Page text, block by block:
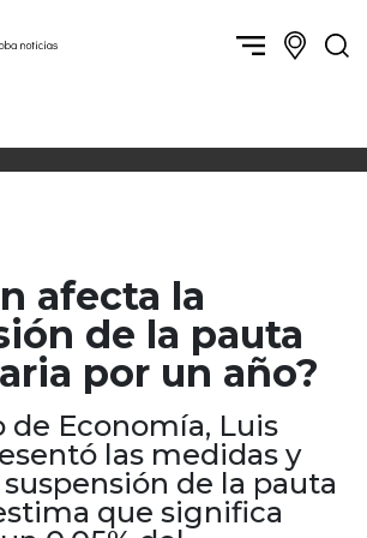
Política y Economía
Córdoba obrera
y sustentabilidad
Deportes
Córdoba diverse
independiente
Internacionales
Humor
Córdoba, la ciudad
San Francisco y zona
Traslasierra
Punilla / Carlos Paz
Alta Gracia
Marcos Juárez
Río Primero
Valle de Calamuchita
Jesús María y norte
afecta la
de la pauta
por un año?
de Economía, Luis
las medidas y
de la pauta
que significa